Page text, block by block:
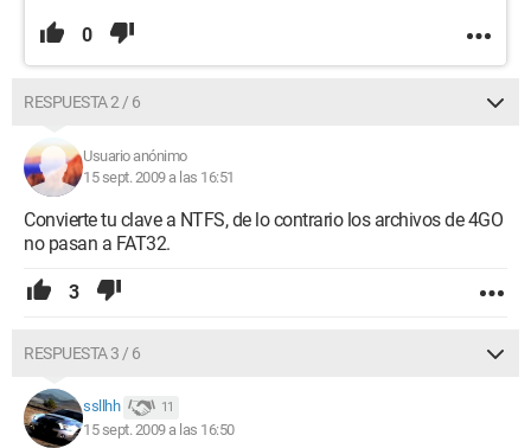
0
RESPUESTA 2 / 6
Usuario anónimo
15 sept. 2009 a las 16:51
Convierte tu clave a NTFS, de lo contrario los archivos de 4GO
no pasan a FAT32.
3
RESPUESTA 3 / 6
ssllhh 11
15 sept. 2009 a las 16:50